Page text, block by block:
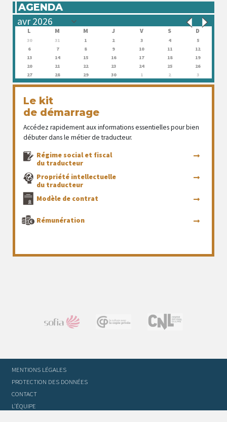
AGENDA
L M M J V S D
30 31 1 2 3 4
5
6
7 8 9 10 11
12
13
14 15 16 17 18
19
20
21 22 23 24 25
26
27
28 29 30 1 2 3
Le kit
de démarrage
Accédez rapidement aux informations essentielles pour bien
débuter dans le métier de traducteur.
Régime social et fiscal
du traducteur
Propriété intellectuelle
du traducteur
Modèle de contrat
Rémunération
MENTIONS LÉGALES
PROTECTION DES DONNÉES
CONTACT
L’ÉQUIPE